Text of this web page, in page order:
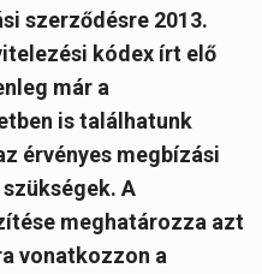
szerződésre 2013.
kódex írt elő
már a
is találhatunk
érvényes megbízási
A
meghatározza azt
vonatkozzon a